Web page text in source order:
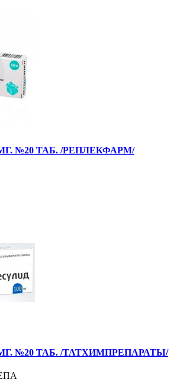
№20 ТАБ. /РЕПЛЕКФАРМ/
№20 ТАБ. /ТАТХИМПРЕПАРАТЫ/